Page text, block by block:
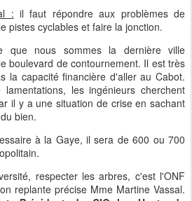
: il faut répondre aux problèmes de
pistes cyclables et faire la jonction.
que nous sommes la dernière ville
boulevard de contournement. Il est très
la capacité financière d'aller au Cabot.
les ingénieurs cherchent
il y a une situation de crise en sachant
bien.
à la Gaye, il sera de 600 ou 700
respecter les arbres, c'est l'ONF
replante précise Mme Martine Vassal.